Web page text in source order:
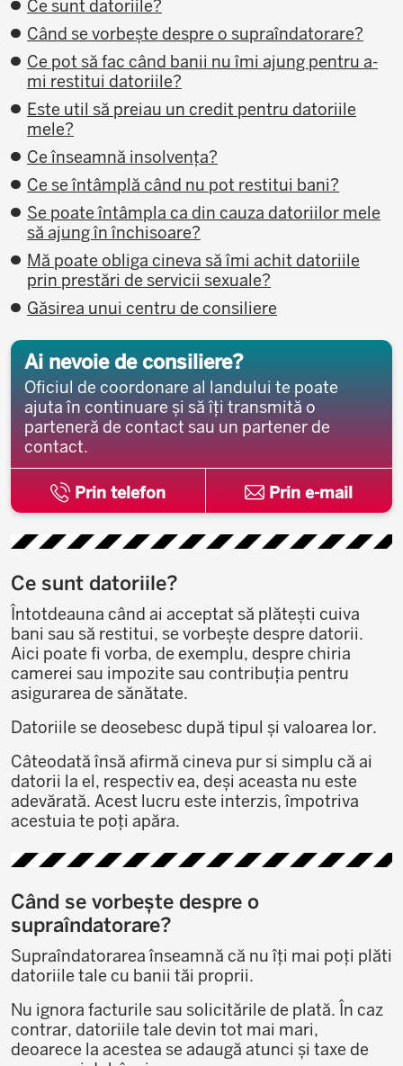
Ce sunt datoriile?
Când se vorbește despre o supraîndatorare?
Ce pot să fac când banii nu îmi ajung pentru a-
mi restitui datoriile?
Este util să preiau un credit pentru datoriile
mele?
Ce înseamnă insolvența?
Ce se întâmplă când nu pot restitui bani?
Se poate întâmpla ca din cauza datoriilor mele
să ajung în închisoare?
Mă poate obliga cineva să îmi achit datoriile
prin prestări de servicii sexuale?
Găsirea unui centru de consiliere
Ai nevoie de consiliere?
Oficiul de coordonare al landului te poate
ajuta în continuare și să îți transmită o
parteneră de contact sau un partener de
contact.
Prin telefon Prin e-mail
Ce sunt datoriile?
Întotdeauna când ai acceptat să plătești cuiva
bani sau să restitui, se vorbește despre datorii.
Aici poate fi vorba, de exemplu, despre chiria
camerei sau impozite sau contribuția pentru
asigurarea de sănătate.
Datoriile se deosebesc după tipul și valoarea lor.
Câteodată însă afirmă cineva pur si simplu că ai
datorii la el, respectiv ea, deși aceasta nu este
adevărată. Acest lucru este interzis, împotriva
acestuia te poți apăra.
Când se vorbește despre o
supraîndatorare?
Supraîndatorarea înseamnă că nu îți mai poți plăti
datoriile tale cu banii tăi proprii.
Nu ignora facturile sau solicitările de plată. În caz
contrar, datoriile tale devin tot mai mari,
deoarece la acestea se adaugă atunci și taxe de